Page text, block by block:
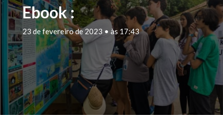
Ebook :
23 de fevereiro de 2023 • às 17:43